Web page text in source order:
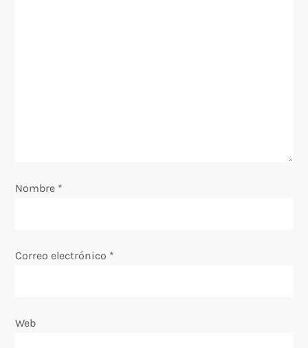
Nombre *
Correo electrónico *
Web